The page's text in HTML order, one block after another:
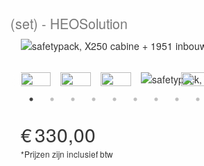
(set) HEOSolution
€330,00
*Prijzen zijn inclusief btw